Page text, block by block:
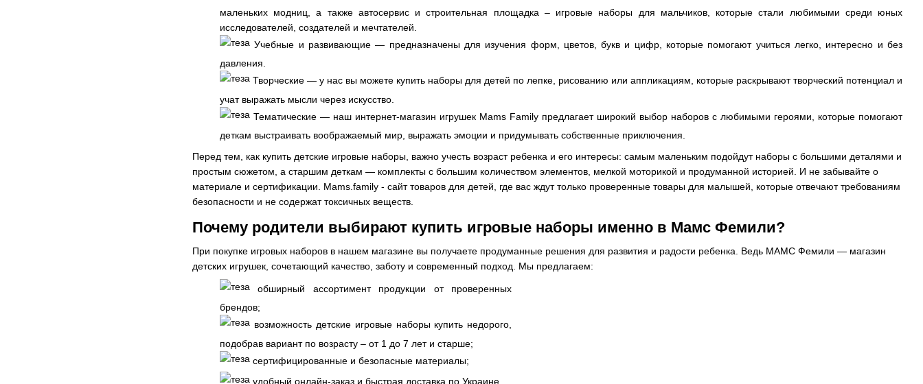
маленьких модниц, а также автосервис и строительная площадка – игровые наборы для мальчиков, которые стали любимыми среди юных
исследователей, создателей и мечтателей.
Учебные и развивающие — предназначены для изучения форм, цветов, букв и цифр, которые помогают учиться легко, интересно и без
давления.
Творческие — у нас вы можете купить наборы для детей по лепке, рисованию или аппликациям, которые раскрывают творческий потенциал и
учат выражать мысли через искусство.
Тематические — наш интернет-магазин игрушек Mams Family предлагает широкий выбор наборов с любимыми героями, которые помогают
деткам выстраивать воображаемый мир, выражать эмоции и придумывать собственные приключения.
Перед тем, как купить детские игровые наборы, важно учесть возраст ребенка и его интересы: самым маленьким подойдут наборы с большими деталями и
простым сюжетом, а старшим деткам — комплекты с большим количеством элементов, мелкой моторикой и продуманной историей. И не забывайте о
материале и сертификации. Mams.family - сайт товаров для детей, где вас ждут только проверенные товары для малышей, которые отвечают требованиям
безопасности и не содержат токсичных веществ.
Почему родители выбирают купить игровые наборы именно в Мамс Фемили?
При покупке игровых наборов в нашем магазине вы получаете продуманные решения для развития и радости ребенка. Ведь МАМС Фемили — магазин
детских игрушек, сочетающий качество, заботу и современный подход. Мы предлагаем:
обширный ассортимент продукции от проверенных
брендов;
возможность детские игровые наборы купить недорого,
подобрав вариант по возрасту – от 1 до 7 лет и старше;
сертифицированные и безопасные материалы;
удобный онлайн-заказ и быстрая доставка по Украине.